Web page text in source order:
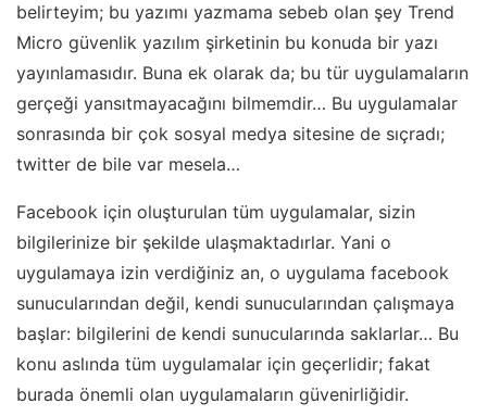
belirteyim; bu yazımı yazmama sebeb olan şey Trend
Micro güvenlik yazılım şirketinin bu konuda bir yazı
yayınlamasıdır. Buna ek olarak da; bu tür uygulamaların
gerçeği yansıtmayacağını bilmemdir… Bu uygulamalar
sonrasında bir çok sosyal medya sitesine de sıçradı;
twitter de bile var mesela…
Facebook için oluşturulan tüm uygulamalar, sizin
bilgilerinize bir şekilde ulaşmaktadırlar. Yani o
uygulamaya izin verdiğiniz an, o uygulama facebook
sunucularından değil, kendi sunucularından çalışmaya
başlar: bilgilerini de kendi sunucularında saklarlar… Bu
konu aslında tüm uygulamalar için geçerlidir; fakat
burada önemli olan uygulamaların güvenirliğidir.